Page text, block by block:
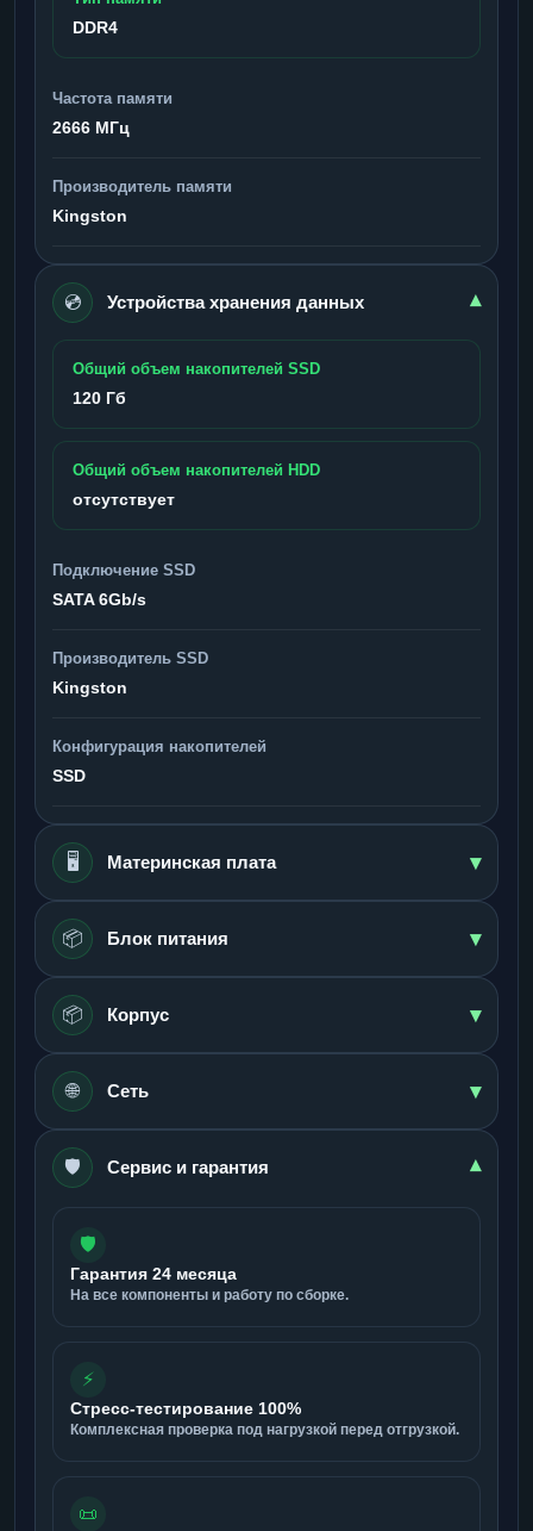
DDR4
Частота памяти
2666 МГц
Производитель памяти
Kingston
💿 Устройства хранения данных ▾
Общий объем накопителей SSD
120 Гб
Общий объем накопителей HDD
отсутствует
Подключение SSD
SATA 6Gb/s
Производитель SSD
Kingston
Конфигурация накопителей
SSD
🖥️ Материнская плата ▾
📦 Блок питания ▾
📦 Корпус ▾
🌐 Сеть ▾
🛡️ Сервис и гарантия ▾
🛡️
Гарантия 24 месяца
На все компоненты и работу по сборке.
⚡
Стресс-тестирование 100%
Комплексная проверка под нагрузкой перед отгрузкой.
📜